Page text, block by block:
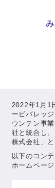
2022年1月1
ービバレッ
ウンテン事
社と統合し、
株式会社」
以下のコン
ホームペー